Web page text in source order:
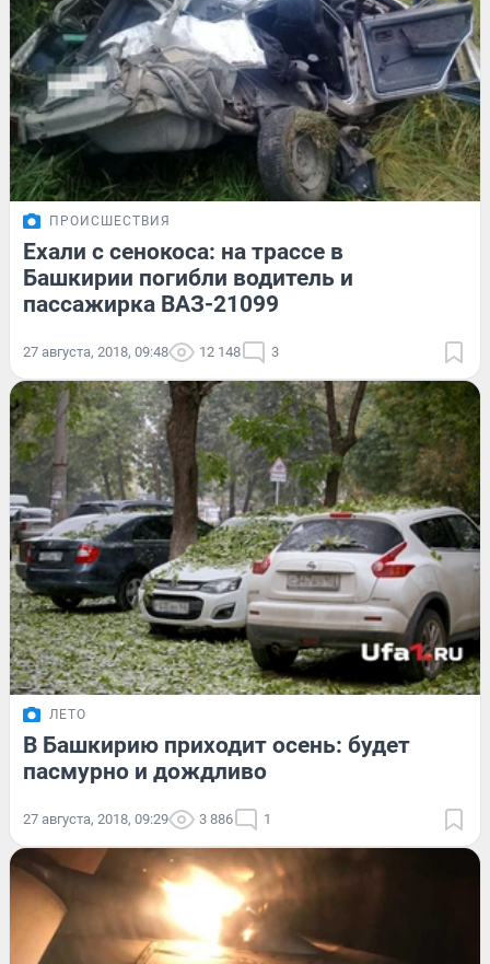
ПРОИСШЕСТВИЯ
Ехали с сенокоса: на трассе в
Башкирии погибли водитель и
пассажирка ВАЗ-21099
27 августа, 2018, 09:48 12 148 3
ЛЕТО
В Башкирию приходит осень: будет
пасмурно и дождливо
27 августа, 2018, 09:29 3 886 1